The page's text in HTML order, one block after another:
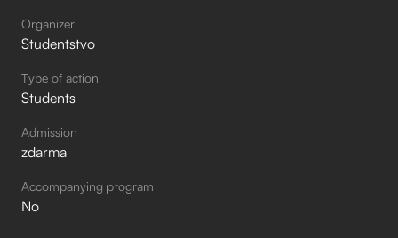
Organizer
Studentstvo
Type of action
Students
Admission
zdarma
Accompanying program
No